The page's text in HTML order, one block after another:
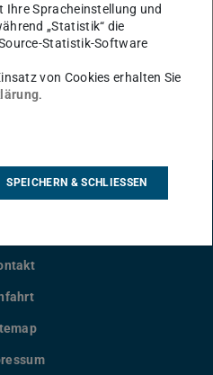
TU Darmstadt
Ihre Spracheinstellung und
„Statistik“ die
Statistik-Software
von Cookies erhalten Sie
.
SPEICHERN & SCHLIESSEN